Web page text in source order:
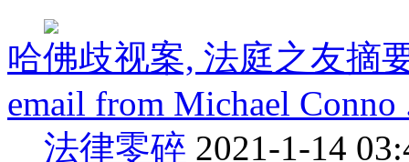
哈佛歧视案, 法庭之友摘
email from Michael Conno
法律零碎 2021-1-14